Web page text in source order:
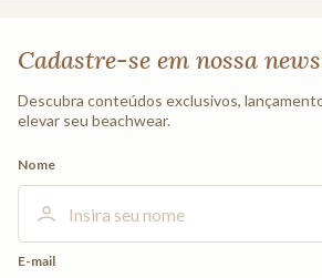
Cadastre-se em nossa
Descubra conteúdos exclusivos,
elevar seu beachwear.
Nome
E-mail